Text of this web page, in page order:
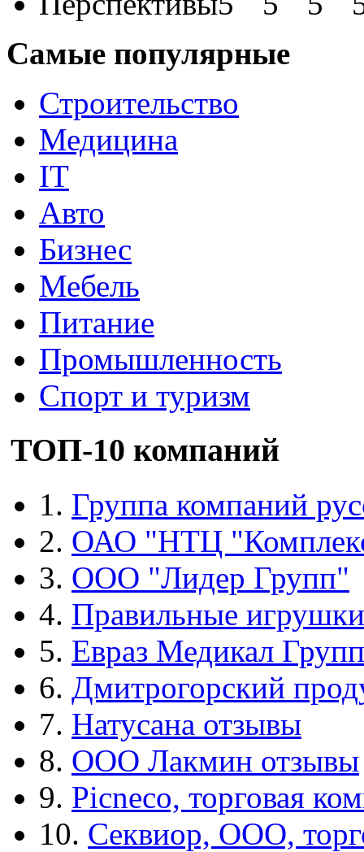
Самые популярные
Строительство
Медицина
IT
Авто
Бизнес
Мебель
Питание
Промышленность
Спорт и туризм
ТОП-10 компаний
1. Группа компаний
2. ОАО "НТЦ
3. ООО "Лидер Групп"
4. Правильные игрушки
5. Евраз Медикал Групп
6. Дмитрогорский
7. Натусана отзывы
8. ООО Лакмин отзывы
9. Picneco, торговая
10. Секвиор, ООО,